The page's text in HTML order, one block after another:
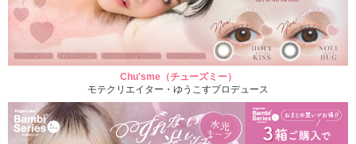
Chu'sme（チューズミー）
モテクリエイター・ゆうこすプロデュース